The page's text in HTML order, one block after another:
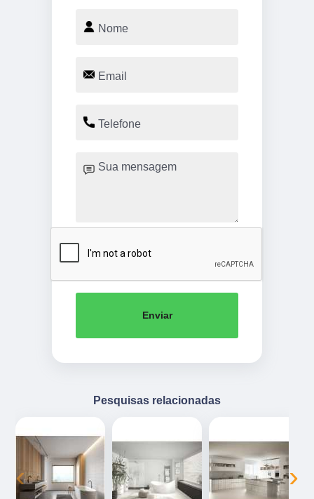
Enviar
Pesquisas relacionadas
‹ ›